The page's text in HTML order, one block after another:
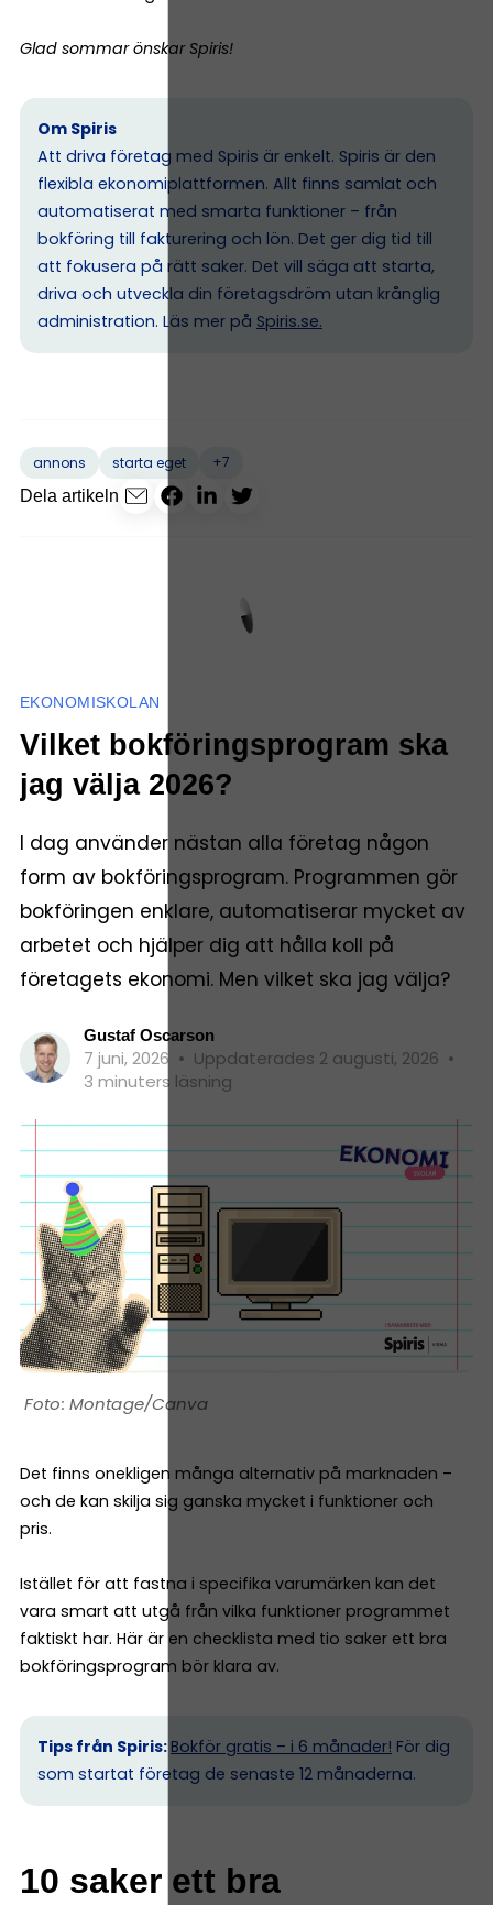
Glad sommar önskar Spiris!
Om Spiris
Att driva företag med Spiris är enkelt. Spiris är den
flexibla ekonomiplattformen. Allt finns samlat och
automatiserat med smarta funktioner – från
bokföring till fakturering och lön. Det ger dig tid till
att fokusera på rätt saker. Det vill säga att starta,
driva och utveckla din företagsdröm utan krånglig
administration. Läs mer på Spiris.se.
annons starta eget
+7
Dela artikeln
EKONOMISKOLAN
Vilket bokföringsprogram ska
jag välja 2026?
I dag använder nästan alla företag någon
form av bokföringsprogram. Programmen gör
bokföringen enklare, automatiserar mycket av
arbetet och hjälper dig att hålla koll på
företagets ekonomi. Men vilket ska jag välja?
Gustaf Oscarson
7 juni, 2026 • Uppdaterades 2 augusti, 2026 •
3 minuters läsning
Montage/Canva
Det finns onekligen många alternativ på marknaden –
och de kan skilja sig ganska mycket i funktioner och
pris.
Istället för att fastna i specifika varumärken kan det
vara smart att utgå från vilka funktioner programmet
faktiskt har. Här är en checklista med tio saker ett bra
bokföringsprogram bör klara av.
Tips från Spiris: Bokför gratis – i 6 månader! För dig
som startat företag de senaste 12 månaderna.
10 saker ett bra